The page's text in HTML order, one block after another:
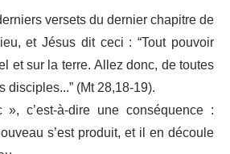
versets du dernier chapitre de
et Jésus dit ceci : “Tout pouvoir
et sur la terre. Allez donc, de toutes
(Mt 28,18-19).
c’est-à-dire une conséquence :
s’est produit, et il en découle